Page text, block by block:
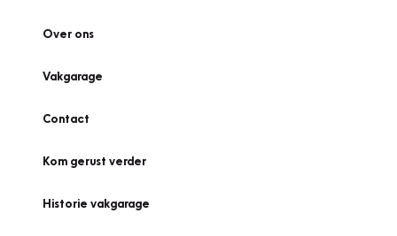
Over ons
Vakgarage
Contact
Kom gerust verder
Historie vakgarage